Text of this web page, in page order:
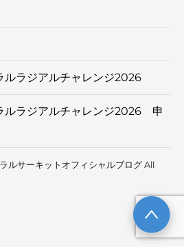
ラジアルチャレンジ2026
ラジアルチャレンジ2026 申
ルサーキットオフィシャルブログ All